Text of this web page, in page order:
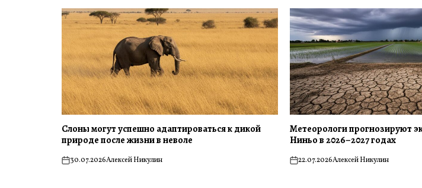
Слоны могут успешно адаптироваться к дикой
природе после жизни в неволе
on30.07.2026Алексей Никулин
Метеорологи прогнозируют
Ниньо в 2026–2027 годах
on22.07.2026Алексей Никулин